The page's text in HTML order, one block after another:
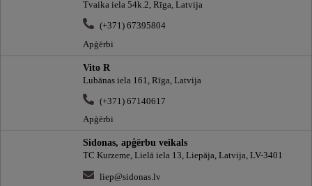
Tvaika iela 54k.2, Rīga, Latvija
(+371) 67395804
Apģērbi
Vito R
Lubānas iela 161, Rīga, Latvija
(+371) 67140617
Apģērbi
Sidonas, apģērbu veikals
TC Kurzeme, Lielā iela 13, Liepāja, Latvija, LV-3401
liep@sidonas.lv